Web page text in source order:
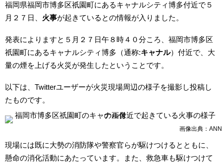
福岡県福岡市博多区祇園町にあるキャナルシティ博多付近で５
月２７日、 火事が起きているとの情報が入りました。
発表によりますと５月２７日午８時４０分ころ、福岡市博多区
祇園町にあるキャナルシティ博多（通称:キャナル）付近で、大
量の煙を上げる火災が発生したということです。
以下は、Twitterユーザーが火災現場周辺の様子を撮影し投稿し
たものです。
画像出典：ANN
現場には既に大勢の消防隊や警察官らが駆けつけるとともに、
懸命の消化活動にあたっています。また、救急車も駆けつけて